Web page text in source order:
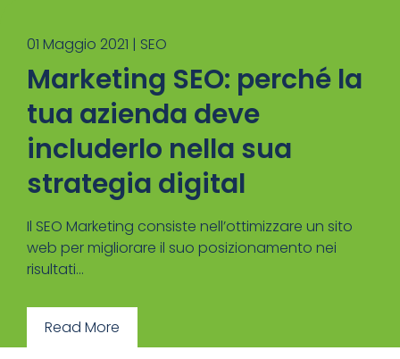
01 Maggio 2021 | SEO
Marketing SEO: perché la
tua azienda deve
includerlo nella sua
strategia digital
Il SEO Marketing consiste nell’ottimizzare un sito
web per migliorare il suo posizionamento nei
risultati...
Read More